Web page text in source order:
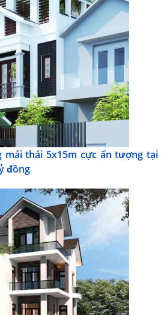
mái thái 5x15m cực ấn tượng tại
đồng